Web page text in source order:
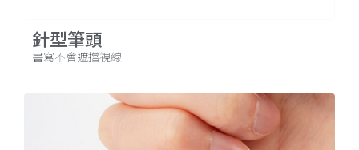
針型筆頭
書寫不會遮擋視線